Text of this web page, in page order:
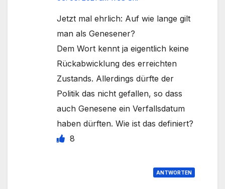
Jetzt mal ehrlich: Auf wie lange gilt
man als Genesener?
Dem Wort kennt ja eigentlich keine
Rückabwicklung des erreichten
Zustands. Allerdings dürfte der
Politik das nicht gefallen, so dass
auch Genesene ein Verfallsdatum
haben dürften. Wie ist das definiert?
8
ANTWORTEN